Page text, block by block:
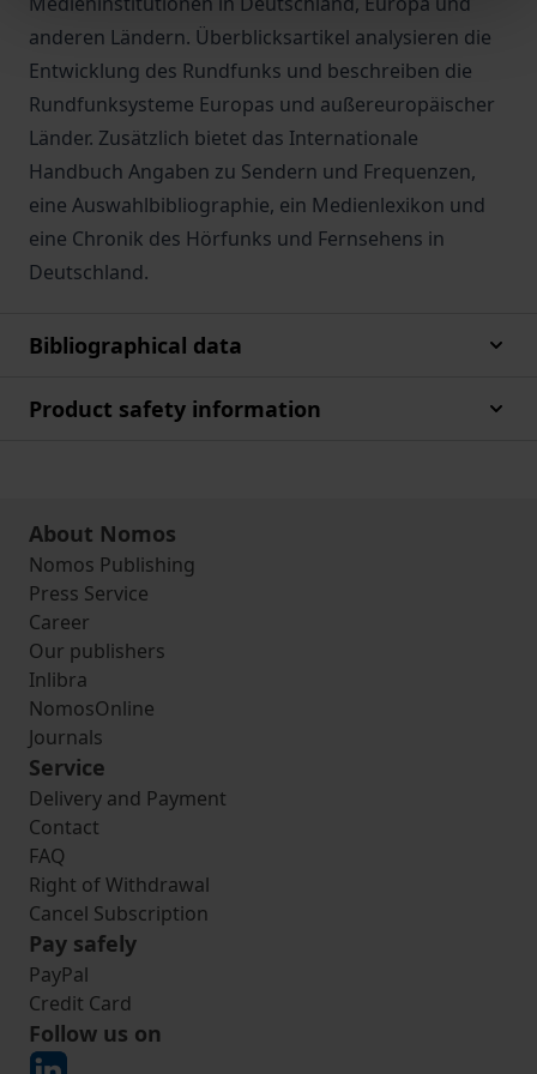
anderen Ländern. Überblicksartikel analysieren die
Entwicklung des Rundfunks und beschreiben die
Rundfunksysteme Europas und außereuropäischer
Länder. Zusätzlich bietet das Internationale
Handbuch Angaben zu Sendern und Frequenzen,
eine Auswahlbibliographie, ein Medienlexikon und
eine Chronik des Hörfunks und Fernsehens in
Deutschland.
Bibliographical data
Product safety information
About Nomos
Nomos Publishing
Press Service
Career
Our publishers
Inlibra
NomosOnline
Journals
Service
Delivery and Payment
Contact
FAQ
Right of Withdrawal
Cancel Subscription
Pay safely
PayPal
Credit Card
Follow us on